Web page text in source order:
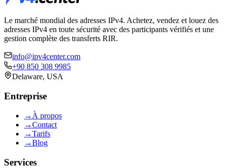
Le marché mondial des adresses IPv4. Achetez, vendez et louez des
adresses IPv4 en toute sécurité avec des participants vérifiés et une
gestion complète des transferts RIR.
info@ipv4center.com
+90 850 308 9985
Delaware, USA
Entreprise
→ À propos
→Contact
→Tarifs
→Blog
Services